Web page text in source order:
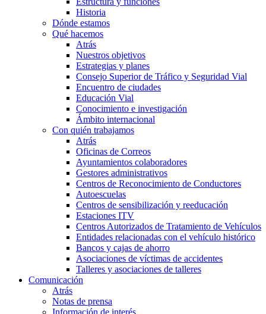
Historia
Dónde estamos
Qué hacemos
Atrás
Nuestros objetivos
Estrategias y planes
Consejo Superior de Tráfico y Seguridad Vial
Encuentro de ciudades
Educación Vial
Conocimiento e investigación
Ámbito internacional
Con quién trabajamos
Atrás
Oficinas de Correos
Ayuntamientos colaboradores
Gestores administrativos
Centros de Reconocimiento de Conductores
Autoescuelas
Centros de sensibilización y reeducación
Estaciones ITV
Centros Autorizados de Tratamiento de Vehículos
Entidades relacionadas con el vehículo histórico
Bancos y cajas de ahorro
Asociaciones de víctimas de accidentes
Talleres y asociaciones de talleres
Comunicación
Atrás
Notas de prensa